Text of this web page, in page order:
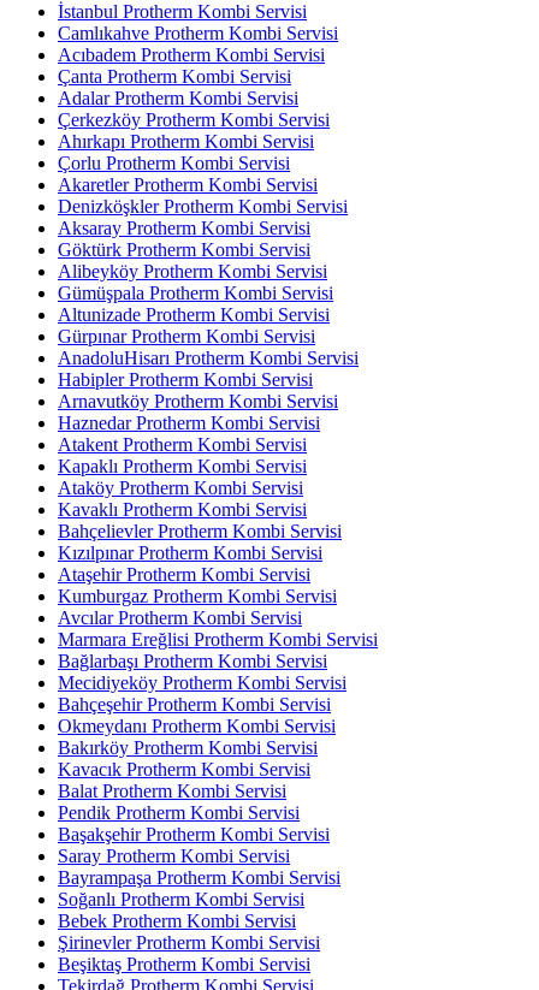
İstanbul Protherm Kombi Servisi
Camlıkahve Protherm Kombi Servisi
Acıbadem Protherm Kombi Servisi
Çanta Protherm Kombi Servisi
Adalar Protherm Kombi Servisi
Çerkezköy Protherm Kombi Servisi
Ahırkapı Protherm Kombi Servisi
Çorlu Protherm Kombi Servisi
Akaretler Protherm Kombi Servisi
Denizköşkler Protherm Kombi Servisi
Aksaray Protherm Kombi Servisi
Göktürk Protherm Kombi Servisi
Alibeyköy Protherm Kombi Servisi
Gümüşpala Protherm Kombi Servisi
Altunizade Protherm Kombi Servisi
Gürpınar Protherm Kombi Servisi
AnadoluHisarı Protherm Kombi Servisi
Habipler Protherm Kombi Servisi
Arnavutköy Protherm Kombi Servisi
Haznedar Protherm Kombi Servisi
Atakent Protherm Kombi Servisi
Kapaklı Protherm Kombi Servisi
Ataköy Protherm Kombi Servisi
Kavaklı Protherm Kombi Servisi
Bahçelievler Protherm Kombi Servisi
Kızılpınar Protherm Kombi Servisi
Ataşehir Protherm Kombi Servisi
Kumburgaz Protherm Kombi Servisi
Avcılar Protherm Kombi Servisi
Marmara Ereğlisi Protherm Kombi Servisi
Bağlarbaşı Protherm Kombi Servisi
Mecidiyeköy Protherm Kombi Servisi
Bahçeşehir Protherm Kombi Servisi
Okmeydanı Protherm Kombi Servisi
Bakırköy Protherm Kombi Servisi
Kavacık Protherm Kombi Servisi
Balat Protherm Kombi Servisi
Pendik Protherm Kombi Servisi
Başakşehir Protherm Kombi Servisi
Saray Protherm Kombi Servisi
Bayrampaşa Protherm Kombi Servisi
Soğanlı Protherm Kombi Servisi
Bebek Protherm Kombi Servisi
Şirinevler Protherm Kombi Servisi
Beşiktaş Protherm Kombi Servisi